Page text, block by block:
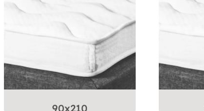
90x210